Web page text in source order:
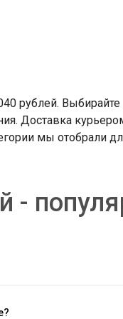
рублей.
Доставка
мы отобрали
-